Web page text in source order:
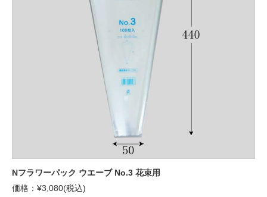
Nフラワーパック ウエーブ No.3 花束用
価格：¥3,080(税込)